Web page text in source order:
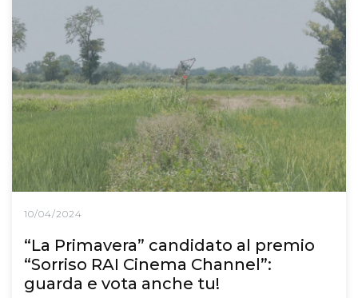
10/04/2024
“La Primavera” candidato al premio
“Sorriso RAI Cinema Channel”:
guarda e vota anche tu!